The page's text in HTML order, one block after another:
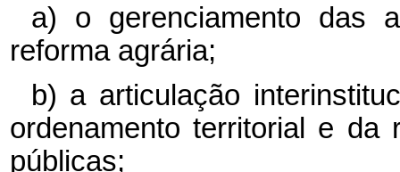
a) o gerenciamento das
reforma agrária;
b) a articulação
ordenamento territorial e da
públicas;